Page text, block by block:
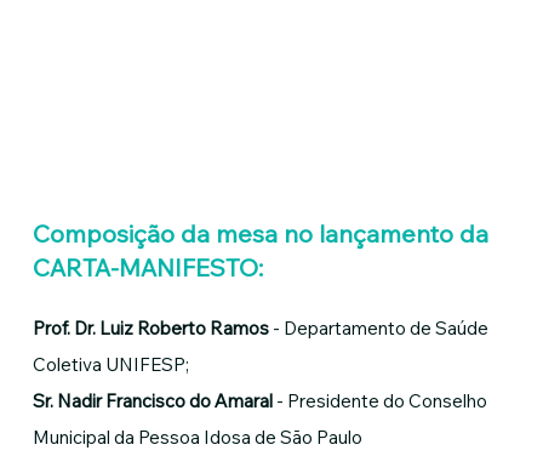
Composição da mesa no lançamento da
CARTA-MANIFESTO:
Prof. Dr. Luiz Roberto Ramos - Departamento de Saúde
Coletiva UNIFESP;
Sr. Nadir Francisco do Amaral - Presidente do Conselho
Municipal da Pessoa Idosa de São Paulo